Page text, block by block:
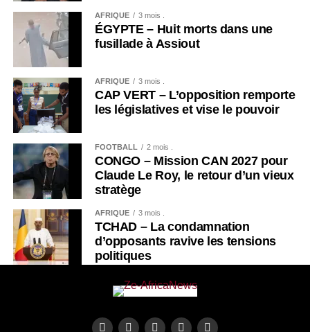
AFRIQUE 3 mois .
ÉGYPTE – Huit morts dans une
fusillade à Assiout
AFRIQUE 3 mois .
CAP VERT – L’opposition remporte
les législatives et vise le pouvoir
FOOTBALL 2 mois .
CONGO – Mission CAN 2027 pour
Claude Le Roy, le retour d’un vieux
stratège
AFRIQUE 3 mois .
TCHAD – La condamnation
d’opposants ravive les tensions
politiques